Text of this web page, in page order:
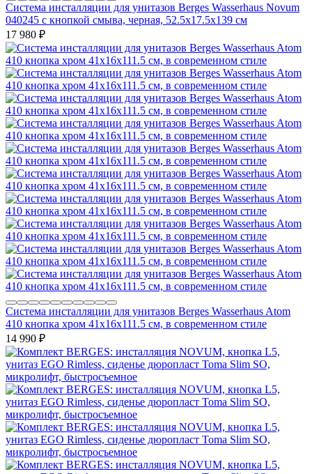
Система инсталляции для унитазов Berges Wasserhaus Novum
040245 с кнопкой смыва, черная, 52.5x17.5x139 см
17 980 ₽
Система инсталляции для унитазов Berges Wasserhaus Atom
410 кнопка хром 41x16x111.5 см, в современном стиле
14 990 ₽